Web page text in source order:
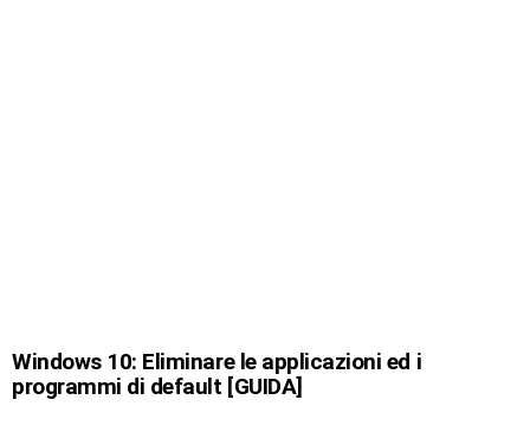
Windows 10: Eliminare le applicazioni ed i
programmi di default [GUIDA]